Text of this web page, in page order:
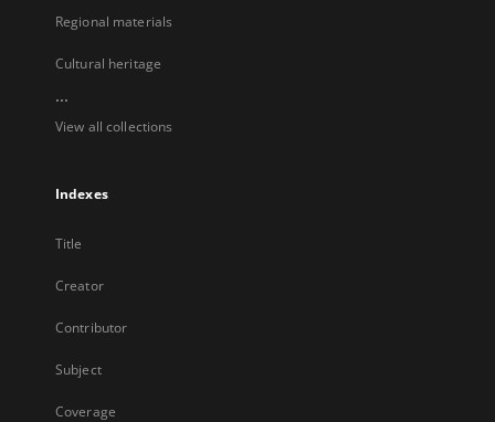
Regional materials
Cultural heritage
...
View all collections
Indexes
Title
Creator
Contributor
Subject
Coverage